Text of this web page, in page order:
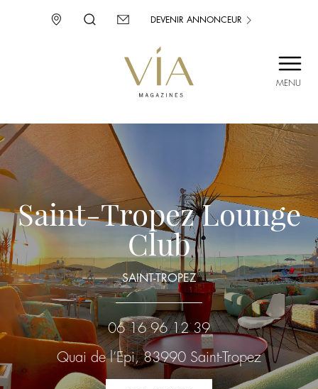
MENU
ENVIE D’AILLEURS
DEVENIR ANNONCEUR
Saint-Tropez Lounge
Club
SAINT-TROPEZ
06 16 96 12 39
Quai de l’Epi, 83990 Saint-Tropez